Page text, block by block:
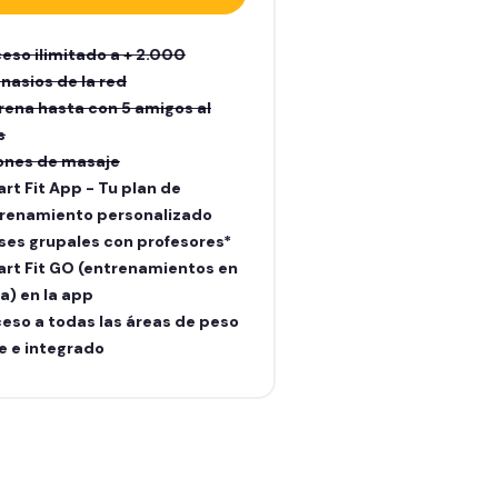
ilimitado a + 2.000
de la red
hasta con 5 amigos al
de masaje
Fit App - Tu plan de
personalizado
grupales con profesores*
Fit GO (entrenamientos en
en la app
a todas las áreas de peso
e integrado